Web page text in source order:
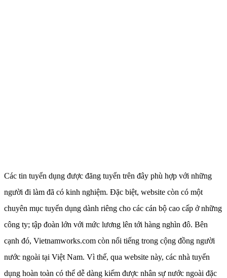
Các tin tuyển dụng được đăng tuyển trên đây phù hợp với những
người đi làm đã có kinh nghiệm. Đặc biệt, website còn có một
chuyên mục tuyển dụng dành riêng cho các cán bộ cao cấp ở những
công ty; tập đoàn lớn với mức lương lên tới hàng nghìn đô. Bên
cạnh đó, Vietnamworks.com còn nổi tiếng trong cộng đồng người
nước ngoài tại Việt Nam. Vì thế, qua website này, các nhà tuyển
dụng hoàn toàn có thể dễ dàng kiếm được nhân sự nước ngoài đặc